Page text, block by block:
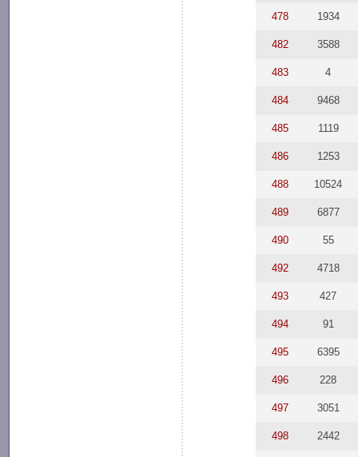
478 1934
482 3588
483 4
484 9468
485 1119
486 1253
488 10524
489 6877
490 55
492 4718
493 427
494 91
495 6395
496 228
497 3051
498 2442